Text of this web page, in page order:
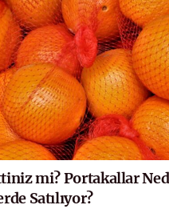
mi? Portakallar
Satılıyor?